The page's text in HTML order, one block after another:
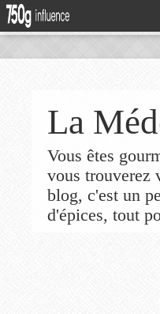
La
Vous êtes
vous trouverez
blog, c'est un
d'épices, tout